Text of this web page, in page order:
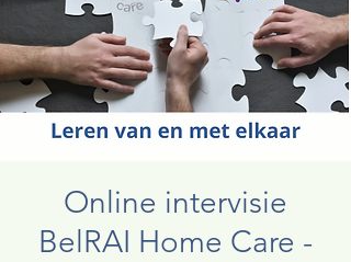
Online intervisie
BelRAI Home Care -